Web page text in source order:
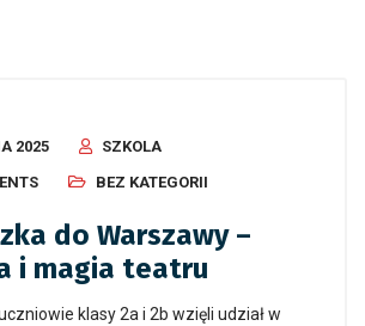
2025
SZKOLA
BEZ KATEGORII
do Warszawy –
i magia teatru
klasy 2a i 2b wzięli udział w